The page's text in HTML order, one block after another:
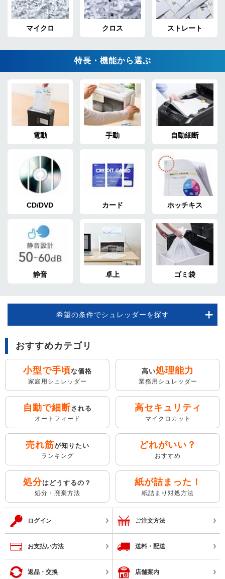
マイクロ クロス ストレート
特長・機能から選ぶ
電動 手動 自動細断
CD/DVD カード ホッチキス
静音 卓上 ゴミ袋
希望の条件でシュレッダーを探す
おすすめカテゴリ
小型で手頃な価格
家庭用シュレッダー
高い処理能力
業務用シュレッダー
自動で細断される
オートフィード
高セキュリティ
マイクロカット
売れ筋が知りたい
ランキング
どれがいい？
おすすめ
処分はどうするの？
処分・廃棄方法
紙が詰まった！
紙詰まり対処方法
ログイン ご注文方法
お支払い方法 送料・配送
返品・交換 店舗案内